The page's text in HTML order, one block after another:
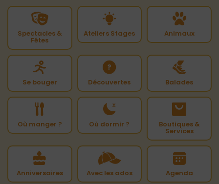
Spectacles &
Fêtes
Ateliers Stages Animaux
Se bouger Découvertes Balades
Où manger ? Où dormir ? Boutiques &
Services
Anniversaires Avec les ados Agenda